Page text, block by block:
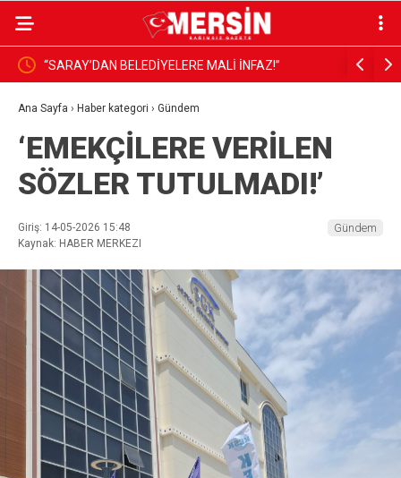
“SARAY’DAN BELEDİYELERE MALİ İNFAZ!”
Ana Sayfa › Haber kategori › Gündem
‘EMEKÇİLERE VERİLEN
SÖZLER TUTULMADI!’
Giriş: 14-05-2026 15:48
Kaynak: HABER MERKEZI
Gündem